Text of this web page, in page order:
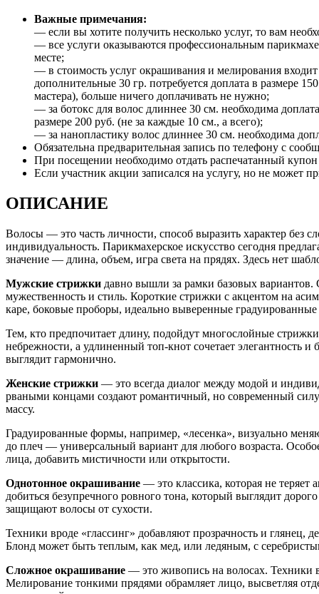
Важные примечания:
— если вы хотите получить несколько услуг, то вам
— все услуги оказываются профессиональным
месте;
— в стоимость услуг окрашивания и мелирования
дополнительные 30 гр. потребуется доплата в размере
мастера), больше ничего доплачивать не нужно;
— за ботокс для волос длиннее 30 см. необходима
размере 200 руб. (не за каждые 10 см., а всего);
— за нанопластику волос длиннее 30 см. необходима
Обязательна предварительная запись по телефону с
При посещении необходимо отдать распечатанный
Если участник акции записался на услугу, но не может
ОПИСАНИЕ
Волосы — это часть личности, способ выразить характер без
индивидуальность. Парикмахерское искусство сегодня
значение — длина, объем, игра света на прядях. Здесь нет
Мужские стрижки давно вышли за рамки базовых
мужественность и стиль. Короткие стрижки с акцентом на
каре, боковые проборы, идеально выверенные
Тем, кто предпочитает длину, подойдут многослойные
небрежности, а удлиненный топ-кнот сочетает элегантность
выглядит гармонично.
Женские стрижки — это всегда диалог между модой и
рваными концами создают романтичный, но современный
массу.
Градуированные формы, например, «лесенка», визуально
до плеч — универсальный вариант для любого возраста.
лица, добавить мистичности или открытости.
Однотонное окрашивание — это классика, которая не
добиться безупречного ровного тона, который выглядит
защищают волосы от сухости.
Техники вроде «глассинг» добавляют прозрачность и
Блонд может быть теплым, как мед, или ледяным, с
Сложное окрашивание — это живопись на волосах. Техники
Мелирование тонкими прядями обрамляет лицо, высветляя